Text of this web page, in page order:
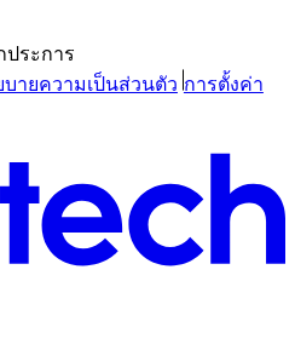
ประการ
บายความเป็นส่วนตัว การตั้งค่า